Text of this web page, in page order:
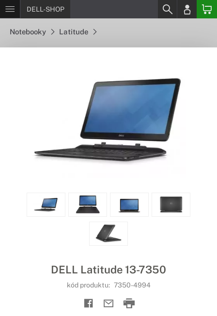
DELL-SHOP
Notebooky Latitude
DELL Latitude 13-7350
kód produktu: 7350-4994